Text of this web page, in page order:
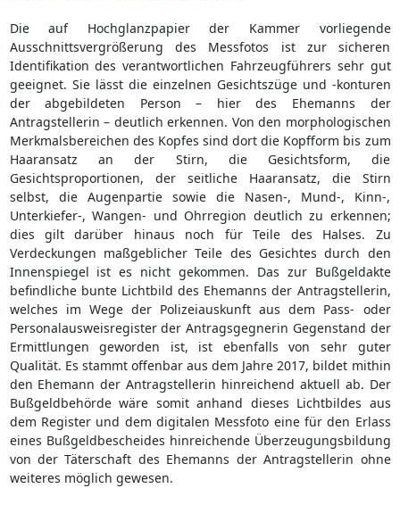
Die auf Hochglanzpapier der Kammer vorliegende
Ausschnittsvergrößerung des Messfotos ist zur sicheren
Identifikation des verantwortlichen Fahrzeugführers sehr gut
geeignet. Sie lässt die einzelnen Gesichtszüge und -konturen
der abgebildeten Person – hier des Ehemanns der
Antragstellerin – deutlich erkennen. Von den morphologischen
Merkmalsbereichen des Kopfes sind dort die Kopfform bis zum
Haaransatz an der Stirn, die Gesichtsform, die
Gesichtsproportionen, der seitliche Haaransatz, die Stirn
selbst, die Augenpartie sowie die Nasen-, Mund-, Kinn-,
Unterkiefer-, Wangen- und Ohrregion deutlich zu erkennen;
dies gilt darüber hinaus noch für Teile des Halses. Zu
Verdeckungen maßgeblicher Teile des Gesichtes durch den
Innenspiegel ist es nicht gekommen. Das zur Bußgeldakte
befindliche bunte Lichtbild des Ehemanns der Antragstellerin,
welches im Wege der Polizeiauskunft aus dem Pass- oder
Personalausweisregister der Antragsgegnerin Gegenstand der
Ermittlungen geworden ist, ist ebenfalls von sehr guter
Qualität. Es stammt offenbar aus dem Jahre 2017, bildet mithin
den Ehemann der Antragstellerin hinreichend aktuell ab. Der
Bußgeldbehörde wäre somit anhand dieses Lichtbildes aus
dem Register und dem digitalen Messfoto eine für den Erlass
eines Bußgeldbescheides hinreichende Überzeugungsbildung
von der Täterschaft des Ehemanns der Antragstellerin ohne
weiteres möglich gewesen.